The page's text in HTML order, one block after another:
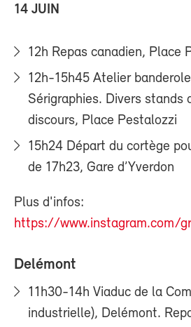
14 JUIN
12h Repas canadien, Place
12h-15h45 Atelier
Sérigraphies. Divers stands
discours, Place Pestalozzi
15h24 Départ du cortège
de 17h23, Gare d’Yverdon
Plus d'infos:
https://www.instagram.com/
Delémont
11h30-14h Viaduc de la
industrielle), Delémont.